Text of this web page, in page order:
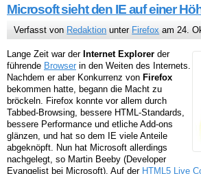
Microsoft sieht den IE auf einer
Verfasst von Redaktion unter Firefox am 24.
Lange Zeit war der Internet Explorer der
führende Browser in den Weiten des Internets.
Nachdem er aber Konkurrenz von Firefox
bekommen hatte, begann die Macht zu
bröckeln. Firefox konnte vor allem durch
Tabbed-Browsing, bessere HTML-Standards,
bessere Performance und etliche Add-ons
glänzen, und hat so dem IE viele Anteile
abgeknöpft. Nun hat Microsoft allerdings
nachgelegt, so Martin Beeby (Developer
Evangelist bei Microsoft). Auf der HTML5 Live